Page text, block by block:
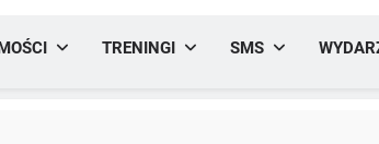
TRENINGI SMS